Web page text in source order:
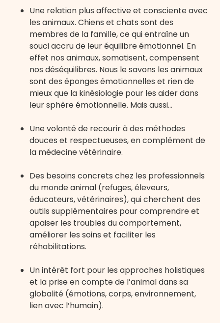
Une relation plus affective et consciente avec
les animaux. Chiens et chats sont des
membres de la famille, ce qui entraîne un
souci accru de leur équilibre émotionnel. En
effet nos animaux, somatisent, compensent
nos déséquilibres. Nous le savons les animaux
sont des éponges émotionnelles et rien de
mieux que la kinésiologie pour les aider dans
leur sphère émotionnelle. Mais aussi…
Une volonté de recourir à des méthodes
douces et respectueuses, en complément de
la médecine vétérinaire.
Des besoins concrets chez les professionnels
du monde animal (refuges, éleveurs,
éducateurs, vétérinaires), qui cherchent des
outils supplémentaires pour comprendre et
apaiser les troubles du comportement,
améliorer les soins et faciliter les
réhabilitations.
Un intérêt fort pour les approches holistiques
et la prise en compte de l’animal dans sa
globalité (émotions, corps, environnement,
lien avec l’humain).